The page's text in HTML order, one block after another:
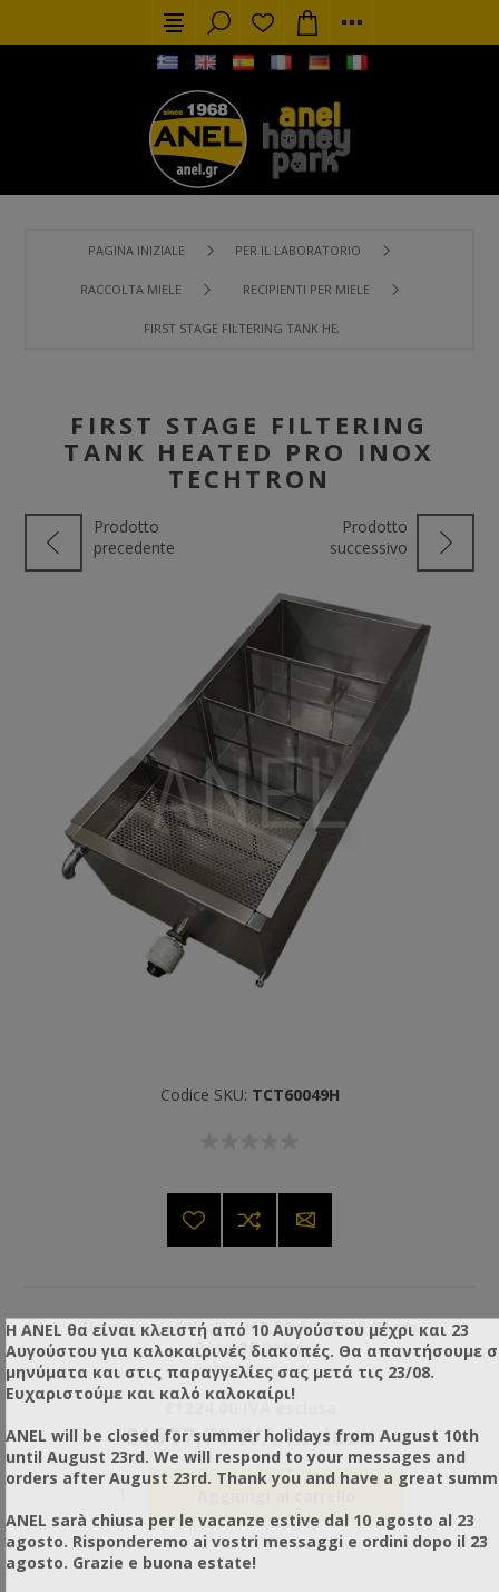
PAGINA INIZIALE PER IL LABORATORIO
RACCOLTA MIELE RECIPIENTI PER MIELE
FIRST STAGE FILTERING TANK HEATED PRO INOX TECHTRON
FIRST STAGE FILTERING
TANK HEATED PRO INOX
TECHTRON
Prodotto
precedente
Prodotto
successivo
Codice SKU: TCT60049H
Dimensioni (Articolo): 150,00x50,00x25,00 cm
Peso: 30,00 Kg
Pezzi / Pacco: 1
€1224,00 IVA esclusa
€1517,76 IVA inclusa
Η ANEL θα είναι κλειστή από 10 Αυγούστου μέχρι και 23
Αυγούστου για καλοκαιρινές διακοπές. Θα απαντήσουμε
μηνύματα και στις παραγγελίες σας μετά τις 23/08.
Ευχαριστούμε και καλό καλοκαίρι!
ANEL will be closed for summer holidays from August 10th
until August 23rd. We will respond to your messages and
orders after August 23rd. Thank you and have a great
ANEL sarà chiusa per le vacanze estive dal 10 agosto al 23
agosto. Risponderemo ai vostri messaggi e ordini dopo il 23
agosto. Grazie e buona estate!